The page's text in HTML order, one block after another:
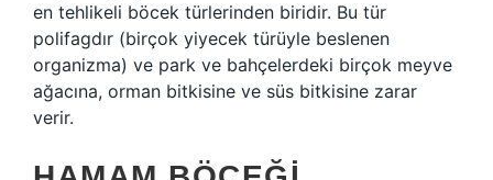
en tehlikeli böcek türlerinden biridir. Bu tür
polifagdır (birçok yiyecek türüyle beslenen
organizma) ve park ve bahçelerdeki birçok meyve
ağacına, orman bitkisine ve süs bitkisine zarar
verir.